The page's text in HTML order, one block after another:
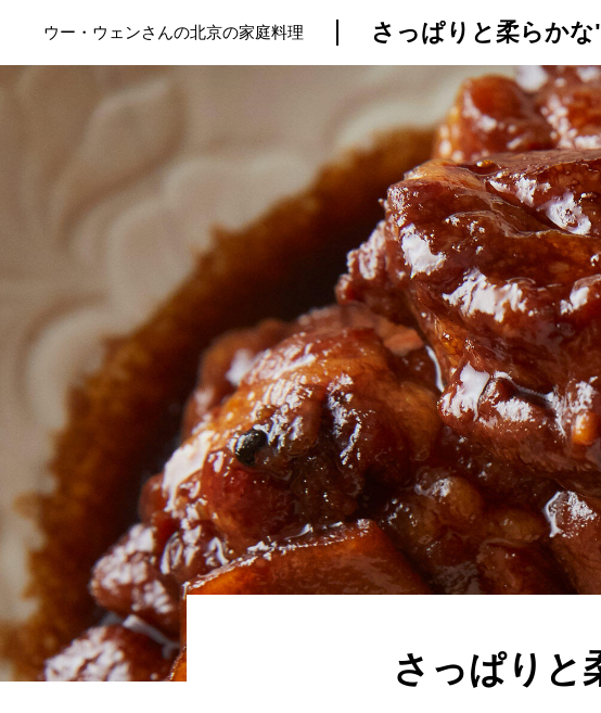
トップ プ
ウー・ウェンさんの北京の家庭料理 さっぱりと柔らか
さっぱりと